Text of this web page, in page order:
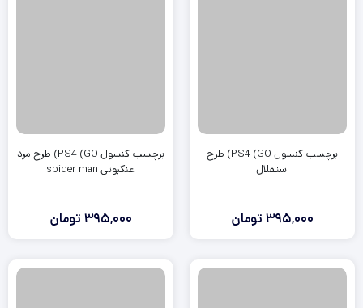
برچسب کنسول PS4 (GO) طرح
استقلال
395,000 تومان
برچسب کنسول PS4 (GO) طرح مرد
عنکبوتی spider man
395,000 تومان